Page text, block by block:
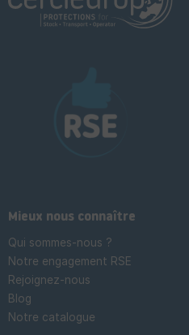
Mieux nous connaître
Qui sommes-nous ?
Notre engagement RSE
Rejoignez-nous
Blog
Notre catalogue